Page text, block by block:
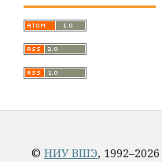
© НИУ ВШЭ, 1992–2026